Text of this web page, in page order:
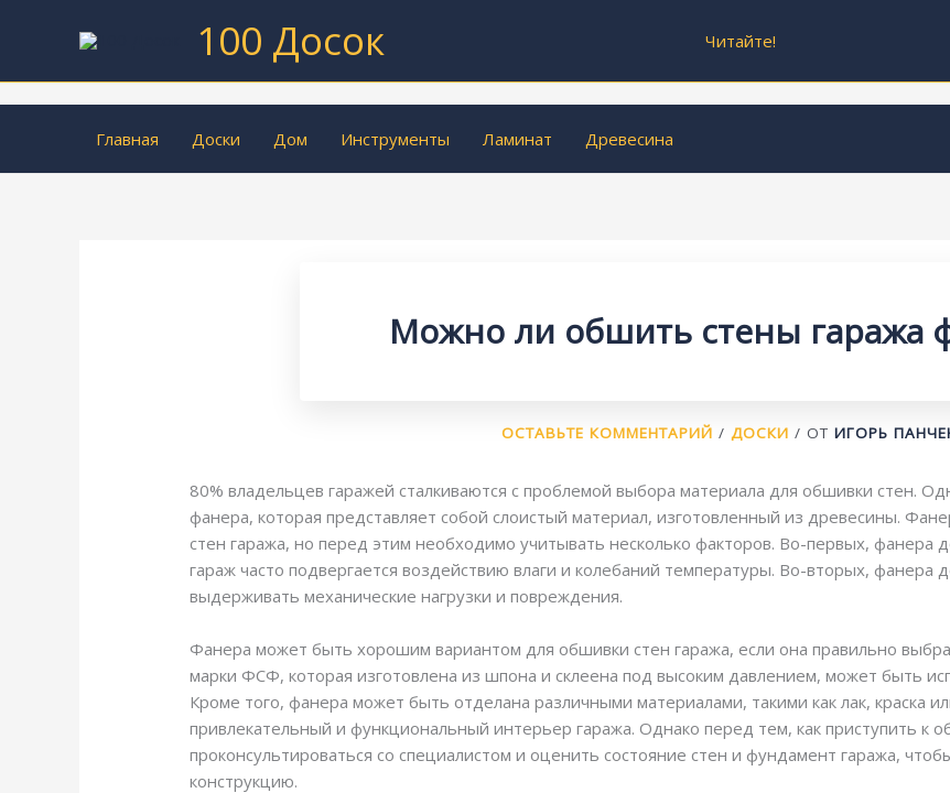
100 Досок Читайте!
Главная Доски Дом Инструменты Ламинат Древесина
Можно ли обшить стены гаража
ОСТАВЬТЕ КОММЕНТАРИЙ / ДОСКИ / ОТ ИГОРЬ
80% владельцев гаражей сталкиваются с проблемой выбора материала для обшивки стен.
фанера, которая представляет собой слоистый материал, изготовленный из древесины.
стен гаража, но перед этим необходимо учитывать несколько факторов. Во-первых, фанера
гараж часто подвергается воздействию влаги и колебаний температуры. Во-вторых,
выдерживать механические нагрузки и повреждения.
Фанера может быть хорошим вариантом для обшивки стен гаража, если она правильно
марки ФСФ, которая изготовлена из шпона и склеена под высоким давлением, может быть
Кроме того, фанера может быть отделана различными материалами, такими как лак, краска
привлекательный и функциональный интерьер гаража. Однако перед тем, как приступить к
проконсультироваться со специалистом и оценить состояние стен и фундамент гаража,
конструкцию.